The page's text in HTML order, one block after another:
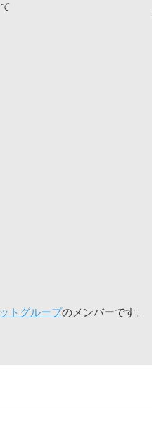
て
トグループのメンバーです。